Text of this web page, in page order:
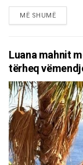
MË SHUMËDETAILS
Luana mahnit
tërheq